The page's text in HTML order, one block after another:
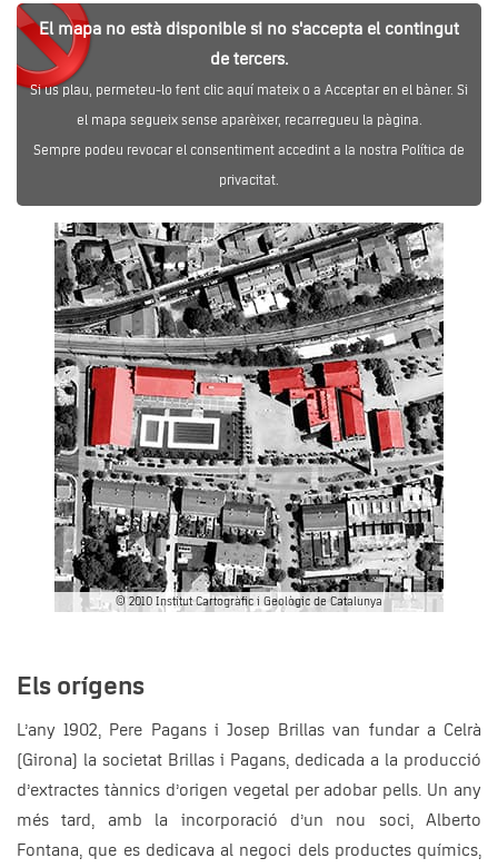
El mapa no està disponible si no s'accepta el contingut
de tercers.
Si us plau, permeteu-lo fent clic aquí mateix o a Acceptar en el bàner. Si
el mapa segueix sense aparèixer, recarregueu la pàgina.
Sempre podeu revocar el consentiment accedint a la nostra Política de
privacitat.
© 2010 Institut Cartogràfic i Geològic de Catalunya
Els orígens
L’any 1902, Pere Pagans i Josep Brillas van fundar a Celrà
(Girona) la societat Brillas i Pagans, dedicada a la producció
d’extractes tànnics d’origen vegetal per adobar pells. Un any
més tard, amb la incorporació d’un nou soci, Alberto
Fontana, que es dedicava al negoci dels productes químics,